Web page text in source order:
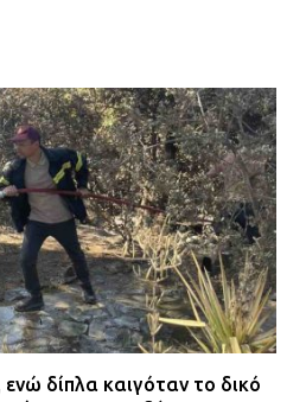
δίπλα καιγόταν το δικό